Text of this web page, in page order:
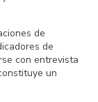
de
de
con entrevista
un